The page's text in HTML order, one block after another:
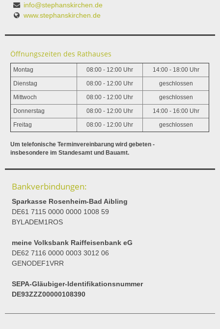
info@stephanskirchen.de
www.stephanskirchen.de
Öffnungszeiten des Rathauses
Montag 08:00 - 12:00 Uhr 14:00 - 18:00 Uhr
Dienstag 08:00 - 12:00 Uhr geschlossen
Mittwoch 08:00 - 12:00 Uhr geschlossen
Donnerstag 08:00 - 12:00 Uhr 14:00 - 16:00 Uhr
Freitag 08:00 - 12:00 Uhr geschlossen
Um telefonische Terminvereinbarung wird gebeten -
insbesondere im Standesamt und Bauamt.
Bankverbindungen:
Sparkasse Rosenheim-Bad Aibling
DE61 7115 0000 0000 1008 59
BYLADEM1ROS
meine Volksbank Raiffeisenbank eG
DE62 7116 0000 0003 3012 06
GENODEF1VRR
SEPA-Gläubiger-Identifikationsnummer
DE93ZZZ00000108390